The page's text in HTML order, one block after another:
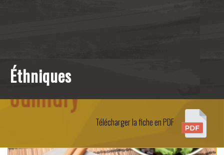
Éthniques
Télécharger la fiche en PDF